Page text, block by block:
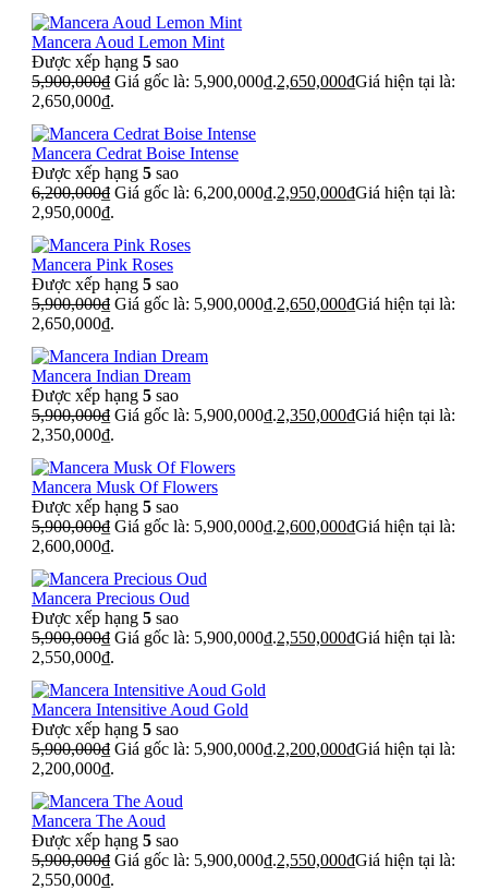
Mancera Aoud Lemon Mint
Được xếp hạng 5 sao
5,900,000₫ Giá gốc là: 5,900,000₫.2,650,000₫Giá hiện tại là:
2,650,000₫.
Mancera Cedrat Boise Intense
Được xếp hạng 5 sao
6,200,000₫ Giá gốc là: 6,200,000₫.2,950,000₫Giá hiện tại là:
2,950,000₫.
Mancera Pink Roses
Được xếp hạng 5 sao
5,900,000₫ Giá gốc là: 5,900,000₫.2,650,000₫Giá hiện tại là:
2,650,000₫.
Mancera Indian Dream
Được xếp hạng 5 sao
5,900,000₫ Giá gốc là: 5,900,000₫.2,350,000₫Giá hiện tại là:
2,350,000₫.
Mancera Musk Of Flowers
Được xếp hạng 5 sao
5,900,000₫ Giá gốc là: 5,900,000₫.2,600,000₫Giá hiện tại là:
2,600,000₫.
Mancera Precious Oud
Được xếp hạng 5 sao
5,900,000₫ Giá gốc là: 5,900,000₫.2,550,000₫Giá hiện tại là:
2,550,000₫.
Mancera Intensitive Aoud Gold
Được xếp hạng 5 sao
5,900,000₫ Giá gốc là: 5,900,000₫.2,200,000₫Giá hiện tại là:
2,200,000₫.
Mancera The Aoud
Được xếp hạng 5 sao
5,900,000₫ Giá gốc là: 5,900,000₫.2,550,000₫Giá hiện tại là:
2,550,000₫.